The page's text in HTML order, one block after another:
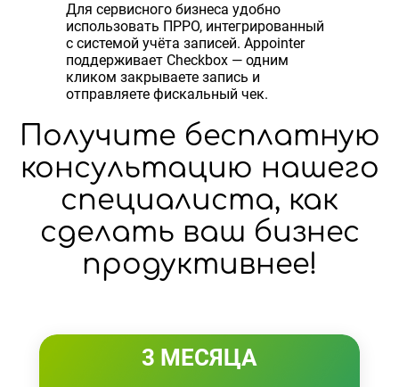
Для сервисного бизнеса удобно
использовать ПРРО, интегрированный
с системой учёта записей. Appointer
поддерживает Checkbox — одним
кликом закрываете запись и
отправляете фискальный чек.
Получите бесплатную
консультацию нашего
специалиста, как
сделать ваш бизнес
продуктивнее!
3 МЕСЯЦА